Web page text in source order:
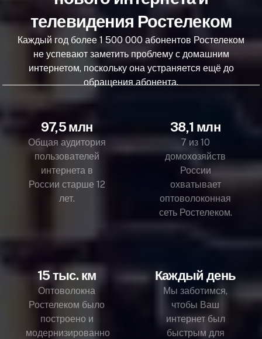
телевидения Ростелеком
Каждый год более 1 500 000 абонентов Ростелеком
не успевают заметить проблему с домашним
интернетом, поскольку она устраняется ещё до
обращения абонента.
97,5 млн
Общая аудитория
пользователей
интернета в
России старше 12
лет.
38,1 млн
7 из 10
домохозяйств
России
охватывает
оптоволоконная
сеть Ростелеком.
15 тыс. км
Оптоволокна
Ростелеком было
построено и
модернизированно
Каждый день
Мы заботимся,
чтобы Ваш
интернет был
быстрым для